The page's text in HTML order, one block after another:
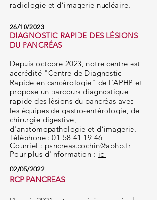
radiologie et d’imagerie nucléaire.
26/10/2023
DIAGNOSTIC RAPIDE DES LÉSIONS
DU PANCRÉAS
Depuis octobre 2023, notre centre est
accrédité "Centre de Diagnostic
Rapide en cancérologie" de l'APHP et
propose un parcours diagnostique
rapide des lésions du pancréas avec
les équipes de gastro-entérologie, de
chirurgie digestive,
d'anatomopathologie et d’imagerie.
Téléphone :01 58 41 19 46
Courriel : pancreas.cochin@aphp.fr
Pour plus d'information : ici
02/05/2022
RCP PANCREAS